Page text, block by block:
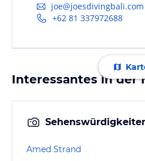
joe@joesdivingbali.com
+62 81 337972688
Interessantes in der
Amed Strand